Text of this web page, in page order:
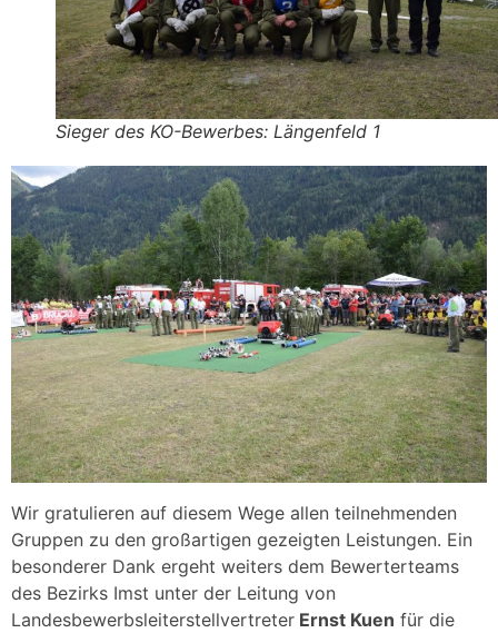
Sieger des KO-Bewerbes: Längenfeld 1
Wir gratulieren auf diesem Wege allen teilnehmenden
Gruppen zu den großartigen gezeigten Leistungen. Ein
besonderer Dank ergeht weiters dem Bewerterteams
des Bezirks Imst unter der Leitung von
Landesbewerbsleiterstellvertreter Ernst Kuen für die